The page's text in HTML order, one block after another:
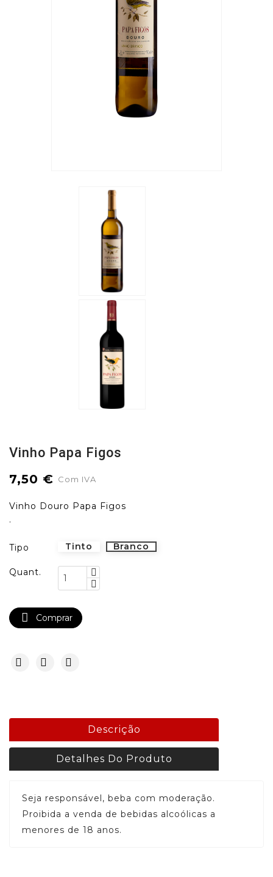
Vinho Papa Figos
7,50 € Com IVA
Vinho Douro Papa Figos
.
Tipo Tinto Branco
Quant.
 Comprar
Descrição
Detalhes Do Produto
Seja responsável, beba com moderação.
Proibida a venda de bebidas alcoólicas a
menores de 18 anos.